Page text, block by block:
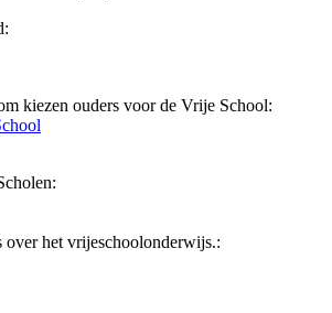
kiezen ouders voor de Vrije School:
het vrijeschoolonderwijs.: